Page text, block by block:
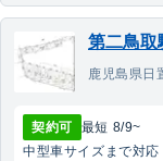
第二鳥取
鹿児島県日
契約可 最短 8/9~
中型車サイズまで対応